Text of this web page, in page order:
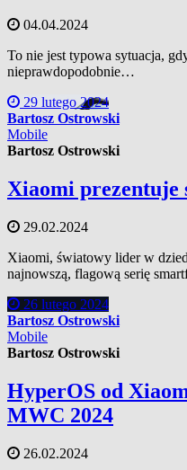
04.04.2024
To nie jest typowa sytuacja,
nieprawdopodobnie…
29 lutego 2024
Bartosz Ostrowski
Mobile
Bartosz Ostrowski
Xiaomi prezentuje
29.02.2024
Xiaomi, światowy lider w
najnowszą, flagową serię
26 lutego 2024
Bartosz Ostrowski
Mobile
Bartosz Ostrowski
HyperOS od
MWC 2024
26.02.2024